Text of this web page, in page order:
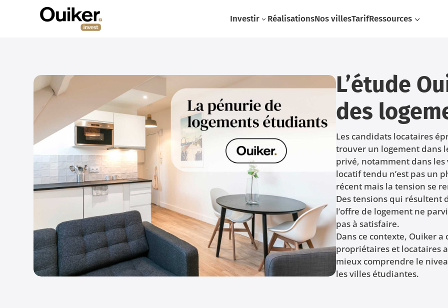
3
Investir RéalisationsNos villesTarif 3
Ressources
L’étude
des
Les candidats locataires
trouver un logement dans
privé, notamment dans les
locatif tendu n’est pas un
récent mais la tension se
Des tensions qui résultent
l’offre de logement ne
pas à satisfaire.
Dans ce contexte, Ouiker
propriétaires et locataires
mieux comprendre le
les villes étudiantes.